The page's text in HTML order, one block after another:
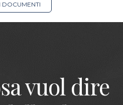
DOCUMENTI
vuol dire